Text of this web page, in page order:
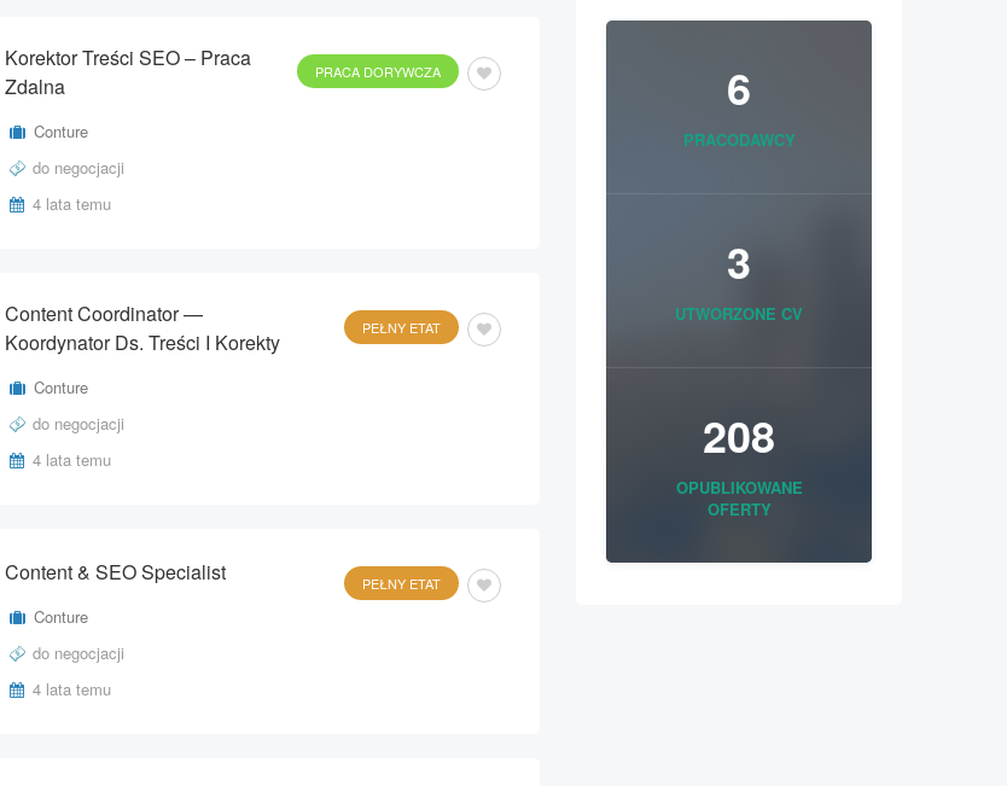
Korektor Treści SEO – Praca
Zdalna
Conture
do negocjacji
4 lata temu
PRACA DORYWCZA
Content Coordinator —
Koordynator Ds. Treści I Korekty
Conture
do negocjacji
4 lata temu
PEŁNY ETAT
Content & SEO Specialist
Conture
do negocjacji
4 lata temu
PEŁNY ETAT
6
PRACODAWCY
3
UTWORZONE CV
208
OPUBLIKOWANE
OFERTY